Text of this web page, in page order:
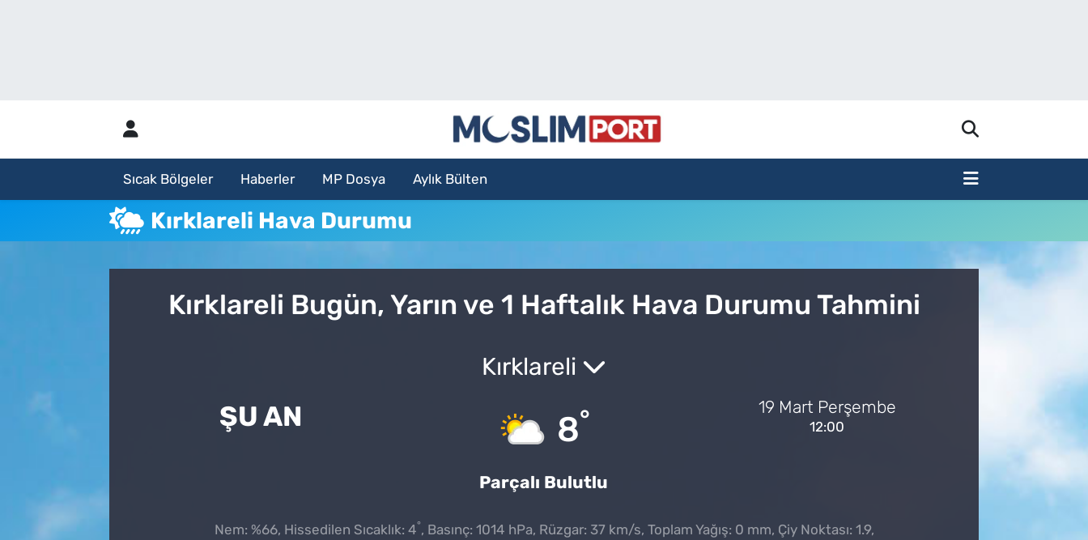
Sıcak Bölgeler Haberler MP Dosya Aylık Bülten
Kırklareli Hava Durumu
Kırklareli Bugün, Yarın ve 1 Haftalık Hava Durumu Tahmini
ŞU AN
Kırklareli
8°
Parçalı Bulutlu
19 Mart Perşembe
12:00
Nem: %66, Hissedilen Sıcaklık: 4°, Basınç: 1014 hPa, Rüzgar: 37 km/s, Toplam Yağış: 0 mm, Çiy Noktası: 1.9,
Aylık Bülten